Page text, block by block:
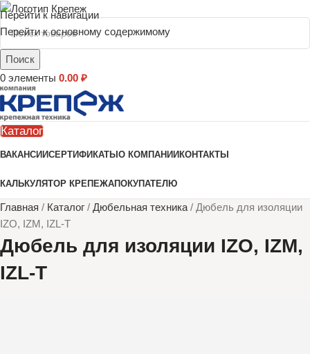
Перейти к навигации
Перейти к основному содержимому
Поиск
0 элементы 0.00 ₽
Каталог
ВАКАНСИИСЕРТИФИКАТЫ О КОМПАНИИ КОНТАКТЫ
КАЛЬКУЛЯТОР КРЕПЕЖАПОКУПАТЕЛЮ
Главная / Каталог / Дюбельная техника / Дюбель для изоляции
IZO, IZM, IZL-T
Дюбель для изоляции IZO, IZM,
IZL-T